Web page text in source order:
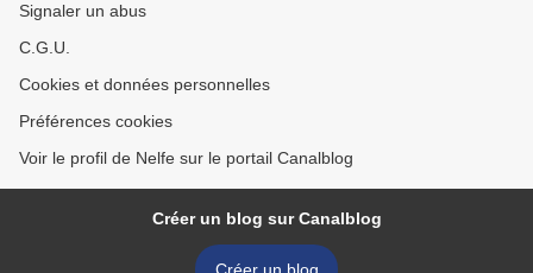
Signaler un abus
C.G.U.
Cookies et données personnelles
Préférences cookies
Voir le profil de Nelfe sur le portail Canalblog
Créer un blog sur Canalblog